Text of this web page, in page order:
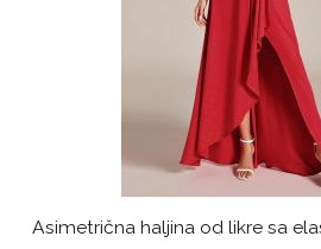
Asimetrična haljina od likre sa